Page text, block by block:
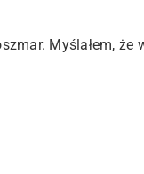
Myślałem, że